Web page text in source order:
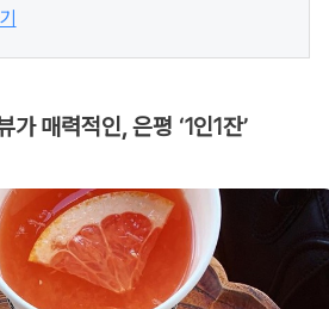
매력적인, 은평 ‘1인1잔’